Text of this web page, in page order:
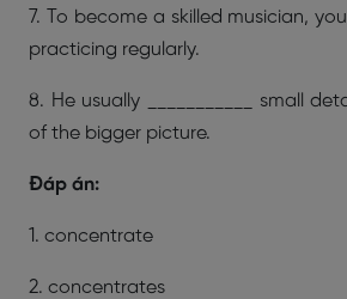
7. To become a skilled musician, you
practicing regularly.
8. He usually ___________ small
of the bigger picture.
Đáp án:
1. concentrate
2. concentrates